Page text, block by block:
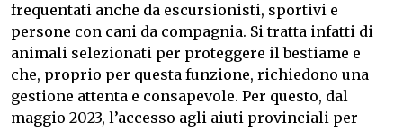
frequentati anche da escursionisti, sportivi e
persone con cani da compagnia. Si tratta infatti di
animali selezionati per proteggere il bestiame e
che, proprio per questa funzione, richiedono una
gestione attenta e consapevole. Per questo, dal
maggio 2023, l’accesso agli aiuti provinciali per